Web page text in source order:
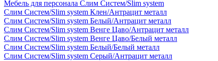
Мебель для персонала Слим Систем/Slim system
Слим Систем/Slim system Клен/Антрацит металл
Слим Систем/Slim system Белый/Антрацит металл
Слим Систем/Slim system Венге Цаво/Антрацит металл
Слим Систем/Slim system Венге Цаво/Белый металл
Слим Систем/Slim system Белый/Белый металл
Слим Систем/Slim system Серый/Антрацит металл